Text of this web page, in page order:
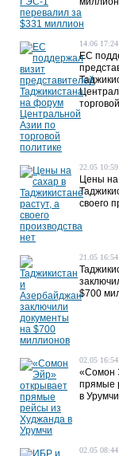
14.06 17:24
ЕС
22.05 10:59
Цены на
своего
21.05 16:54
$700
02.05 16:54
«Сомон
прямые
в Урумчи
02.05 08:44